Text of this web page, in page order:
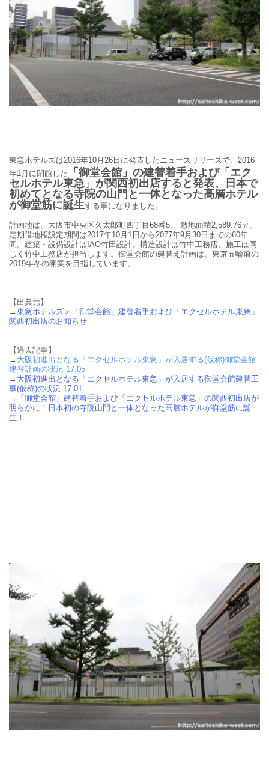
東急ホテルズは2016年10月26日に発表したニュースリリースで、 2016
年1月に閉館した
「御堂会館」 の建替着手および「エク
セルホテル東急」が関西初出店すると発表、日本で
初めてとなる寺院の山門と一体となった高層ホテル
が御堂筋に誕生する事になりました。
計画地は、大阪市中央区久太郎町四丁目68番5、 敷地面積2,589.76㎡、
定期借地権設定期間は2017年10月1日から2077年9月30日までの60年
間。建築・設備設計はIAO竹田設計、構造設計は竹中工務店、施工は同
じく竹中工務店が担当します。御堂会館の建替え計画は、東京五輪前の
2019年冬の開業を目指しています。
【出典元】
→東急ホテルズ＞「御堂会館」建替着手および「エクセルホテル東急」
関西初出店のお知らせ
【過去記事】
→ 大阪初進出となる「エクセルホテル東急」が入居する(仮称)御堂会館
建替計画の状況 17.05
→ 大阪初進出となる「エクセルホテル東急」が入居する御堂会館建替工
事(仮称)の状況 17.01
→ 「御堂会館」建替着手および「エクセルホテル東急」の関西初出店が
明らかに！日本初の寺院山門と一体となった高層ホテルが御堂筋に誕
生！